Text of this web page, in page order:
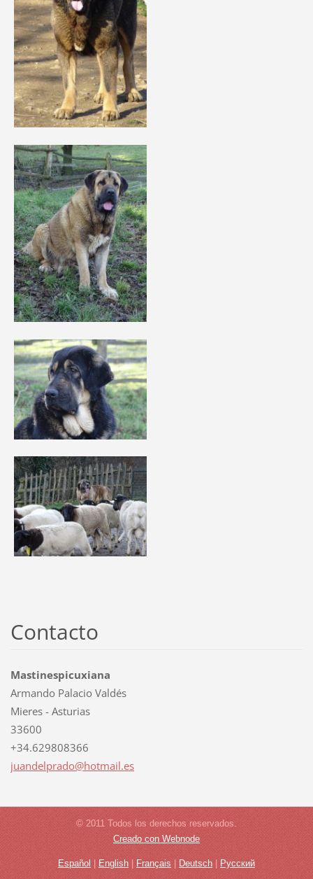
Contacto
Mastinespicuxiana
Armando Palacio Valdés
Mieres - Asturias
33600
+34.629808366
juandelprado@hotmail.es
© 2011 Todos los derechos reservados.
Creado con Webnode
Español English Français Deutsch | Русский